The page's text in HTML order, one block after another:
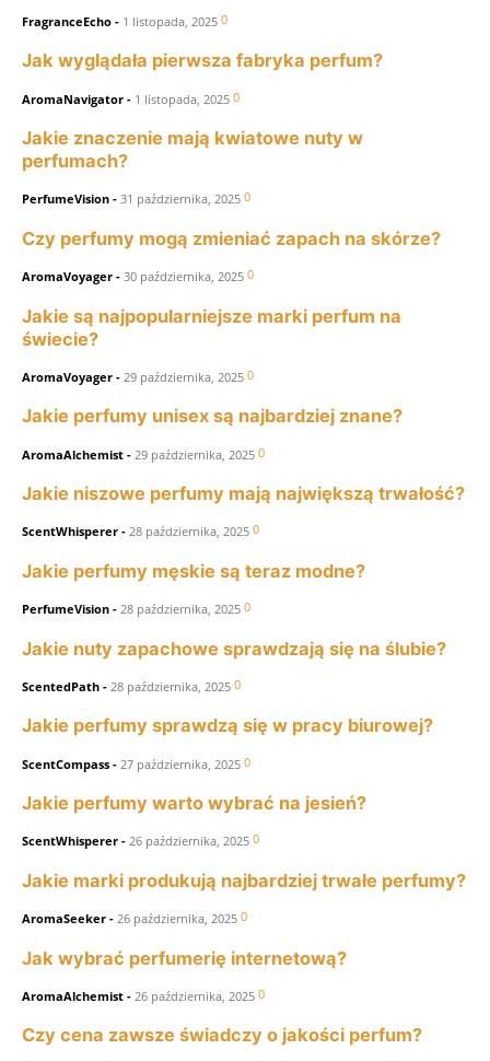
FragranceEcho - 1 listopada, 2025 0
Jak wyglądała pierwsza fabryka perfum?
AromaNavigator - 1 listopada, 2025 0
Jakie znaczenie mają kwiatowe nuty w
perfumach?
PerfumeVision - 31 października, 2025 0
Czy perfumy mogą zmieniać zapach na skórze?
AromaVoyager - 30 października, 2025 0
Jakie są najpopularniejsze marki perfum na
świecie?
AromaVoyager - 29 października, 2025 0
Jakie perfumy unisex są najbardziej znane?
AromaAlchemist - 29 października, 2025 0
Jakie niszowe perfumy mają największą trwałość?
ScentWhisperer - 28 października, 2025 0
Jakie perfumy męskie są teraz modne?
PerfumeVision - 28 października, 2025 0
Jakie nuty zapachowe sprawdzają się na ślubie?
ScentedPath - 28 października, 2025 0
Jakie perfumy sprawdzą się w pracy biurowej?
ScentCompass - 27 października, 2025 0
Jakie perfumy warto wybrać na jesień?
ScentWhisperer - 26 października, 2025 0
Jakie marki produkują najbardziej trwałe perfumy?
AromaSeeker - 26 października, 2025 0
Jak wybrać perfumerię internetową?
AromaAlchemist - 26 października, 2025 0
Czy cena zawsze świadczy o jakości perfum?